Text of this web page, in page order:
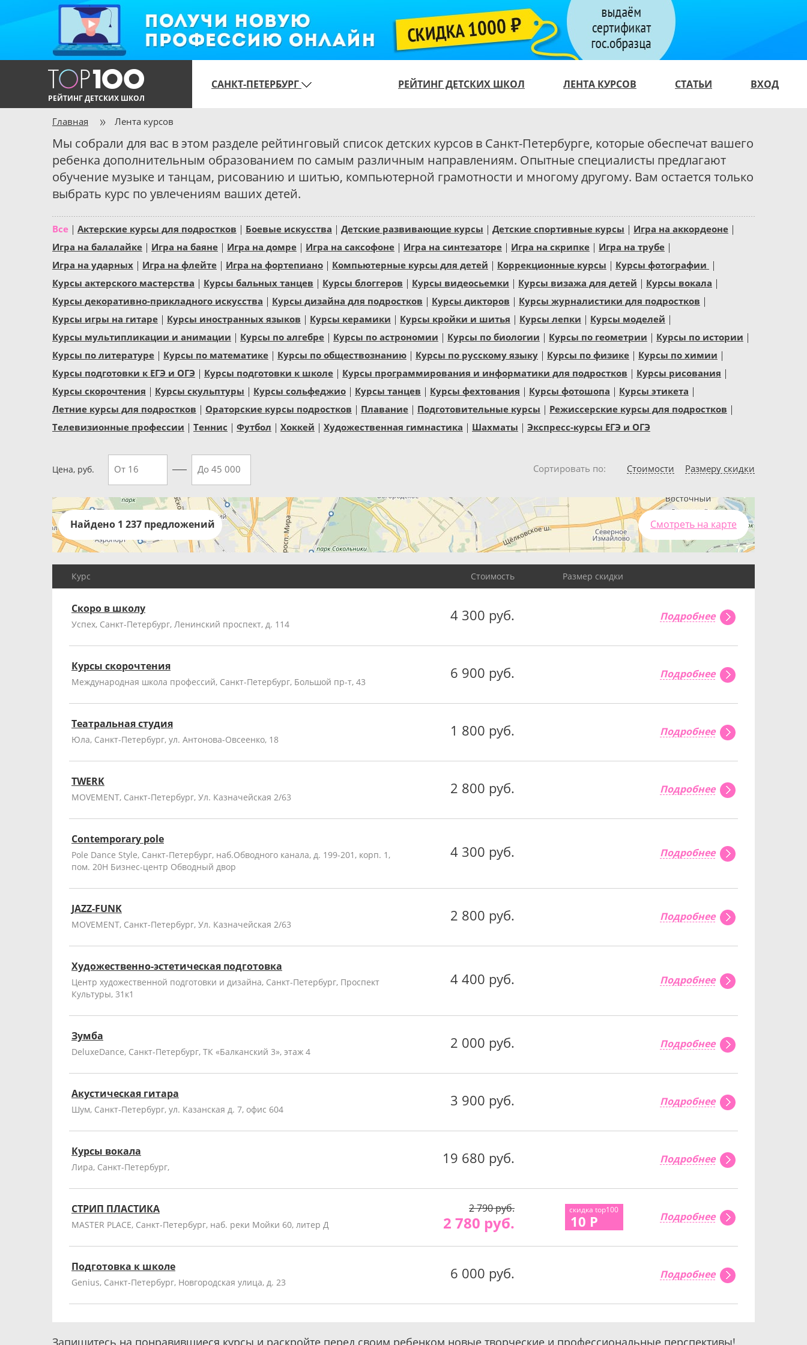
РЕЙТИНГ ДЕТСКИХ ШКОЛ
САНКТ-ПЕТЕРБУРГ РЕЙТИНГ ДЕТСКИХ ШКОЛ ЛЕНТА КУРСОВ СТАТЬИ ВХОД
Главная Лента курсов
Мы собрали для вас в этом разделе рейтинговый список детских курсов в Санкт-Петербурге, которые обеспечат вашего
ребенка дополнительным образованием по самым различным направлениям. Опытные специалисты предлагают
обучение музыке и танцам, рисованию и шитью, компьютерной грамотности и многому другому. Вам остается только
выбрать курс по увлечениям ваших детей.
Все Актерские курсы для подростков Боевые искусства Детские развивающие курсы Детские спортивные курсы
Игра на аккордеоне
Игра на балалайке
Игра на баяне Игра на домре Игра на саксофоне Игра на синтезаторе Игра на скрипке
Игра на трубе
Игра на ударных
Игра на флейте Игра на фортепиано Компьютерные курсы для детей Коррекционные курсы
Курсы фотографии
Курсы актерского мастерства
Курсы бальных танцев Курсы блоггеров Курсы видеосьемки Курсы визажа для детей
Курсы вокала
Курсы декоративно-прикладного искусства
Курсы дизайна для подростков Курсы дикторов
Курсы журналистики для подростков
Курсы игры на гитаре
Курсы иностранных языков Курсы керамики Курсы кройки и шитья Курсы лепки
Курсы моделей
Курсы мультипликации и анимации
Курсы по алгебре Курсы по астрономии Курсы по биологии Курсы по геометрии
Курсы по истории
Курсы по литературе
Курсы по математике Курсы по обществознанию Курсы по русскому языку Курсы по физике
Курсы по химии
Курсы подготовки к ЕГЭ и ОГЭ
Курсы подготовки к школе Курсы программирования и информатики для подростков
Курсы рисования
Курсы скорочтения
Курсы скульптуры Курсы сольфеджио Курсы танцев Курсы фехтования Курсы фотошопа
Курсы этикета
Летние курсы для подростков
Ораторские курсы подростков Плавание Подготовительные курсы
Режиссерские курсы для подростков
Телевизионные профессии
Теннис Футбол Хоккей Художественная гимнастика Шахматы Экспресс-курсы ЕГЭ и ОГЭ
Цена, руб. Сортировать по Стоимости Размеру скидки
Найдено 1 237 предложений Смотреть на карте
Курс Стоимость Размер скидки
Скоро в школу
Успех, Санкт-Петербург, Ленинский проспект, д. 114
4 300 руб. Подробнее
Курсы скорочтения
Международная школа профессий, Санкт-Петербург, Большой пр-т, 43
6 900 руб. Подробнее
Театральная студия
Юла, Санкт-Петербург, ул. Антонова-Овсеенко, 18
1 800 руб. Подробнее
TWERK
MOVEMENT, Санкт-Петербург, Ул. Казначейская 2/63
2 800 руб. Подробнее
Contemporary pole
Pole Dance Style, Санкт-Петербург, наб.Обводного канала, д. 199-201, корп. 1,
пом. 20Н Бизнес-центр Обводный двор
4 300 руб. Подробнее
JAZZ-FUNK
MOVEMENT, Санкт-Петербург, Ул. Казначейская 2/63
2 800 руб. Подробнее
Художественно-эстетическая подготовка
Центр художественной подготовки и дизайна, Санкт-Петербург, Проспект
Культуры, 31к1
4 400 руб. Подробнее
Зумба
DeluxeDance, Санкт-Петербург, ТК «Балканский 3», этаж 4
2 000 руб. Подробнее
Акустическая гитара
Шум, Санкт-Петербург, ул. Казанская д. 7, офис 604
3 900 руб. Подробнее
Курсы вокала
Лира, Санкт-Петербург,
19 680 руб. Подробнее
СТРИП ПЛАСТИКА
MASTER PLACE, Санкт-Петербург, наб. реки Мойки 60, литер Д
2 790 руб.
2 780 руб.
скидка top100
10 Р Подробнее
Подготовка к школе
Genius, Санкт-Петербург, Новгородская улица, д. 23
6 000 руб. Подробнее
Запишитесь на понравившиеся курсы и раскройте перед своим ребенком новые творческие и профессиональные перспективы!